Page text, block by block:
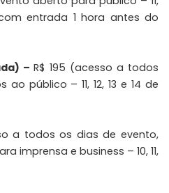
entrada 1 hora antes do
–R$ 195 (acesso a todos
público – 11, 12, 13 e 14 de
a todos os dias de evento,
imprensa e business – 10, 11,